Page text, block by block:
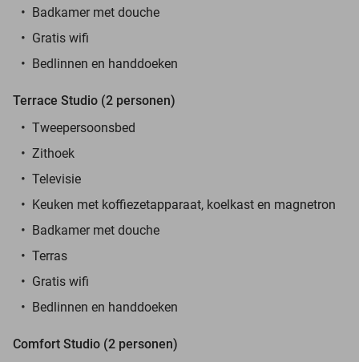
Badkamer met douche
Gratis wifi
Bedlinnen en handdoeken
Terrace Studio (2 personen)
Tweepersoonsbed
Zithoek
Televisie
Keuken met koffiezetapparaat, koelkast en magnetron
Badkamer met douche
Terras
Gratis wifi
Bedlinnen en handdoeken
Comfort Studio (2 personen)